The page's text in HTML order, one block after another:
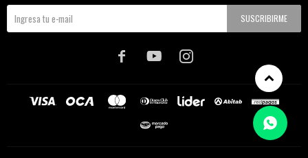
SUSCRIBIRME
  